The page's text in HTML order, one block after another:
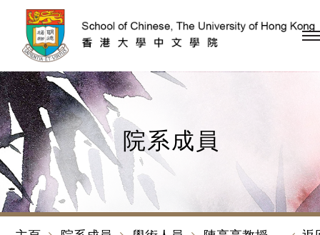
跳到內容（按回車鍵）
院系成員